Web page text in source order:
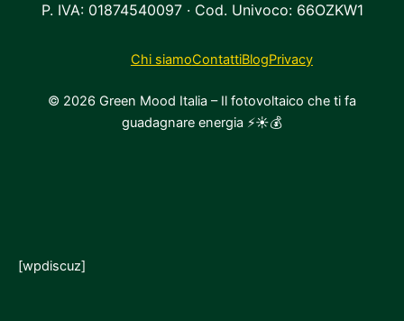
P. IVA: 01874540097 · Cod. Univoco: 66OZKW1
Chi siamoContattiBlogPrivacy
© 2026 Green Mood Italia – Il fotovoltaico che ti fa
guadagnare energia ⚡☀️💰
[wpdiscuz]